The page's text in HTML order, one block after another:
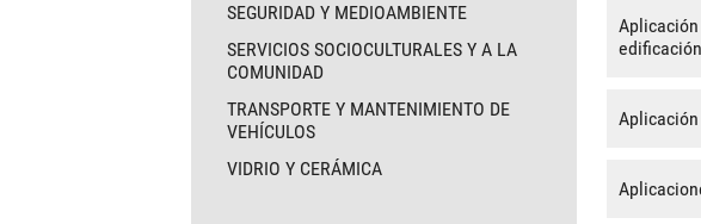
SEGURIDAD Y MEDIOAMBIENTE
SERVICIOS SOCIOCULTURALES Y A LA
COMUNIDAD
TRANSPORTE Y MANTENIMIENTO DE
VEHÍCULOS
VIDRIO Y CERÁMICA
edificación